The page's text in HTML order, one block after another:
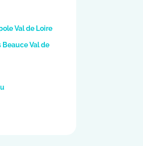
Val de Loire
Val de